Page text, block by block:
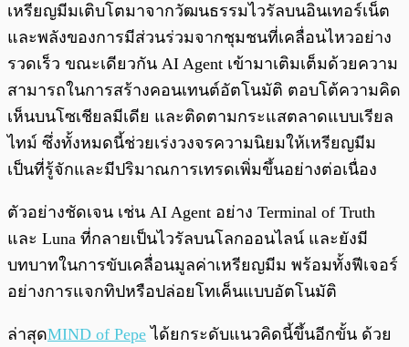
เหรียญมีมเติบโตมาจากวัฒนธรรมไวรัลบนอินเทอร์เน็ต
และพลังของการมีส่วนร่วมจากชุมชนที่เคลื่อนไหวอย่าง
รวดเร็ว ขณะเดียวกัน AI Agent เข้ามาเติมเต็มด้วยความ
สามารถในการสร้างคอนเทนต์อัตโนมัติ ตอบโต้ความคิด
เห็นบนโซเชียลมีเดีย และติดตามกระแสตลาดแบบเรียล
ไทม์ ซึ่งทั้งหมดนี้ช่วยเร่งวงจรความนิยมให้เหรียญมีม
เป็นที่รู้จักและมีปริมาณการเทรดเพิ่มขึ้นอย่างต่อเนื่อง
ตัวอย่างชัดเจน เช่น AI Agent อย่าง Terminal of Truth
และ Luna ที่กลายเป็นไวรัลบนโลกออนไลน์ และยังมี
บทบาทในการขับเคลื่อนมูลค่าเหรียญมีม พร้อมทั้งฟีเจอร์
อย่างการแจกทิปหรือปล่อยโทเค็นแบบอัตโนมัติ
ล่าสุดMIND of Pepe ได้ยกระดับแนวคิดนี้ขึ้นอีกขั้น ด้วย